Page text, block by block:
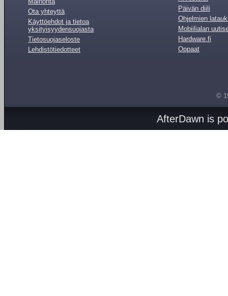
Ota yhteyttä
Käyttöehdot ja tietoa
yksityisyydensuojasta
Tietosuojaseloste
Lehdistötiedotteet
Päivän diili
Ohjelmien
Mobiilialan
Hardware.fi
Oppaat
©
AfterDawn is